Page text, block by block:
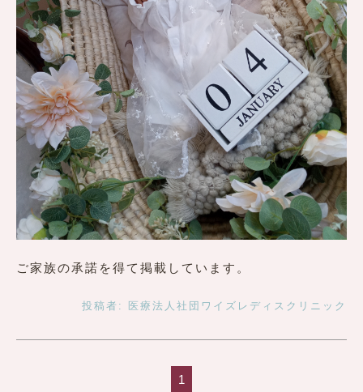
ご家族の承諾を得て掲載しています。
投稿者: 医療法人社団ワイズレディスクリニック
1